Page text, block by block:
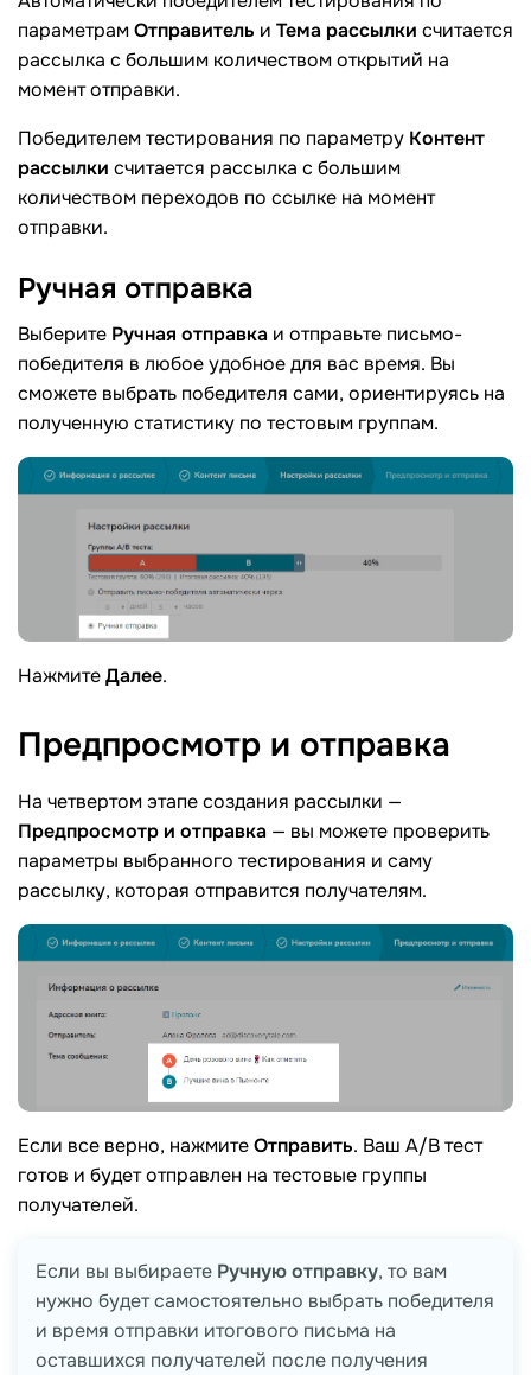
параметрамОтправитель и Тема рассылки считается
рассылка с большим количеством открытий на
момент отправки.
Победителем тестирования по параметру Контент
рассылки считается рассылка с большим
количеством переходов по ссылке на момент
отправки.
Ручная отправка
Выберите Ручная отправка и отправьте письмо-
победителя в любое удобное для вас время. Вы
сможете выбрать победителя сами, ориентируясь на
полученную статистику по тестовым группам.
НажмитеДалее.
Предпросмотр и отправка
На четвертом этапе создания рассылки —
Предпросмотр и отправка — вы можете проверить
параметры выбранного тестирования и саму
рассылку, которая отправится получателям.
Если все верно, нажмитеОтправить. Ваш A/B тест
готов и будет отправлен на тестовые группы
получателей.
Если вы выбираете Ручную отправку, то вам
нужно будет самостоятельно выбрать победителя
и время отправки итогового письма на
оставшихся получателей после получения